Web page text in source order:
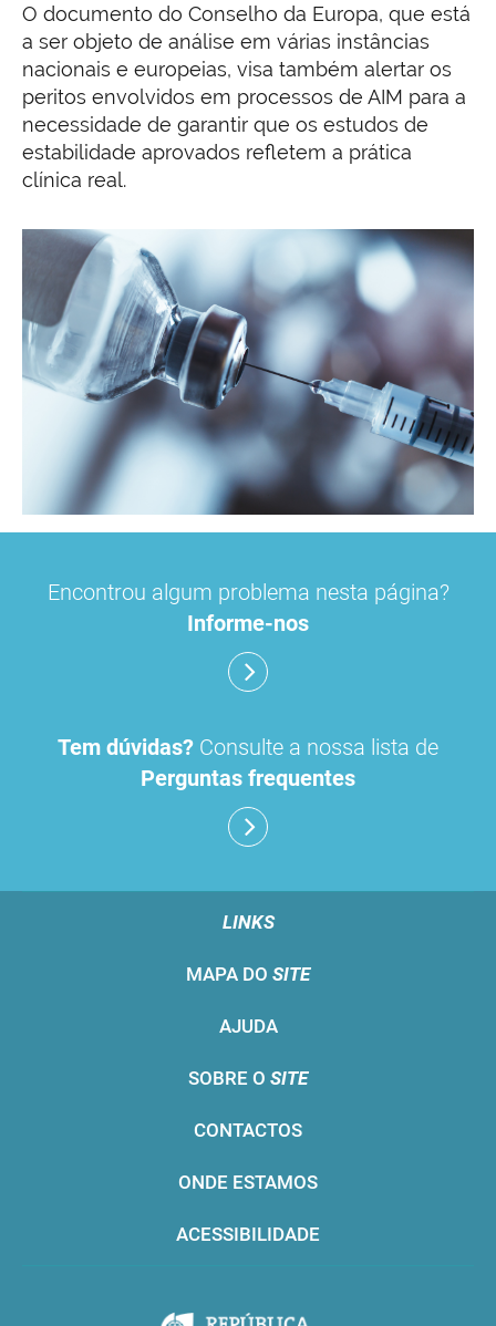
O documento do Conselho da Europa, que está
a ser objeto de análise em várias instâncias
nacionais e europeias, visa também alertar os
peritos envolvidos em processos de AIM para a
necessidade de garantir que os estudos de
estabilidade aprovados refletem a prática
clínica real.
Encontrou algum problema nesta página?
Informe-nos
Tem dúvidas? Consulte a nossa lista de
Perguntas frequentes
LINKS
MAPA DO SITE
AJUDA
SOBRE O SITE
CONTACTOS
ONDE ESTAMOS
ACESSIBILIDADE